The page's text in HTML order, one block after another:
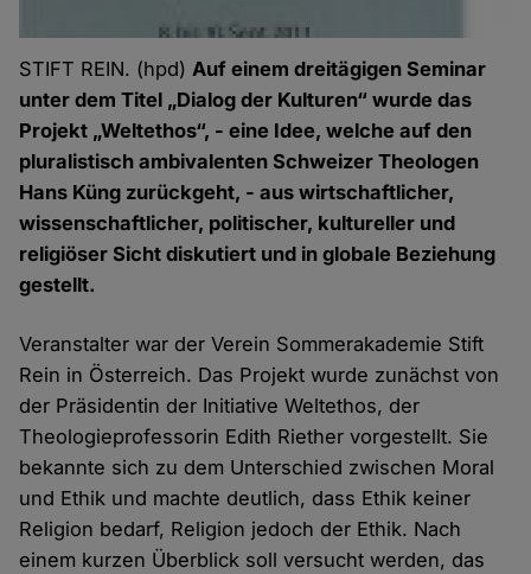
STIFT REIN. (hpd)Auf einem dreitägigen Seminar
unter dem Titel „Dialog der Kulturen“ wurde das
Projekt „Weltethos“, - eine Idee, welche auf den
pluralistisch ambivalenten Schweizer Theologen
Hans Küng zurückgeht, - aus wirtschaftlicher,
wissenschaftlicher, politischer, kultureller und
religiöser Sicht diskutiert und in globale Beziehung
gestellt.
Veranstalter war der Verein Sommerakademie Stift
Rein in Österreich. Das Projekt wurde zunächst von
der Präsidentin der Initiative Weltethos, der
Theologieprofessorin Edith Riether vorgestellt. Sie
bekannte sich zu dem Unterschied zwischen Moral
und Ethik und machte deutlich, dass Ethik keiner
Religion bedarf, Religion jedoch der Ethik. Nach
einem kurzen Überblick soll versucht werden, das